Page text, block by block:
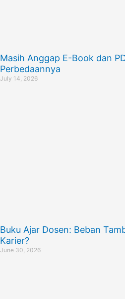
Masih Anggap E-Book dan
Perbedaannya
July 14, 2026
Buku Ajar Dosen: Beban
Karier?
June 30, 2026